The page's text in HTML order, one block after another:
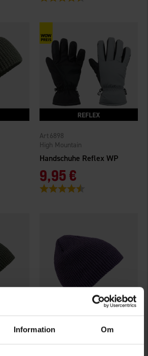
Information Om
Handschuhe Reflex WP
High Mountain
6898
9,95 €
Bewertung:
High Mountain
1293